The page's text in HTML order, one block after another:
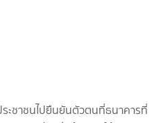
ชาชนไปยืนยันตัวตนที่ธนาคารที่